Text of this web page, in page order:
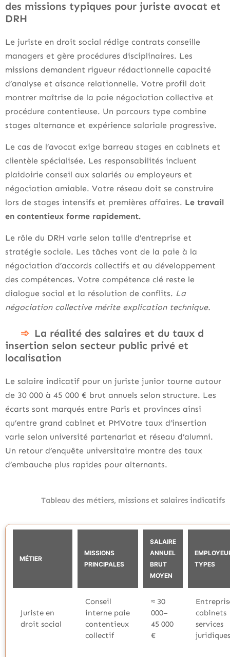
des missions typiques pour juriste avocat et
DRH
Le juriste en droit social rédige contrats conseille
managers et gère procédures disciplinaires. Les
missions demandent rigueur rédactionnelle capacité
d’analyse et aisance relationnelle. Votre profil doit
montrer maîtrise de la paie négociation collective et
procédure contentieuse. Un parcours type combine
stages alternance et expérience salariale progressive.
Le cas de l’avocat exige barreau stages en cabinets et
clientèle spécialisée. Les responsabilités incluent
plaidoirie conseil aux salariés ou employeurs et
négociation amiable. Votre réseau doit se construire
lors de stages intensifs et premières affaires. Le travail
en contentieux forme rapidement.
Le rôle du DRH varie selon taille d’entreprise et
stratégie sociale. Les tâches vont de la paie à la
négociation d’accords collectifs et au développement
des compétences. Votre compétence clé reste le
dialogue social et la résolution de conflits. La
négociation collective mérite explication technique.
La réalité des salaires et du taux d
insertion selon secteur public privé et
localisation
Le salaire indicatif pour un juriste junior tourne autour
de 30 000 à 45 000 € brut annuels selon structure. Les
écarts sont marqués entre Paris et provinces ainsi
qu’entre grand cabinet et PMVotre taux d’insertion
varie selon université partenariat et réseau d’alumni.
Un retour d’enquête universitaire montre des taux
d’embauche plus rapides pour alternants.
Tableau des métiers, missions et salaires indicatifs
MÉTIER
MISSIONS
PRINCIPALES
SALAIRE
ANNUEL
BRUT
MOYEN
TYPES
Juriste en
droit social
Conseil
interne paie
contentieux
collectif
≈ 30
000–
45 000
€
cabinets
services
juridiques